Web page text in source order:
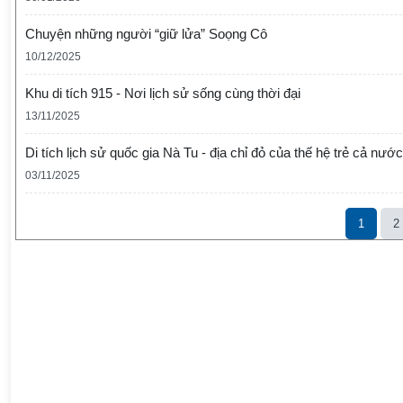
Chuyện những người “giữ lửa” Soọng Cô
10/12/2025
Khu di tích 915 - Nơi lịch sử sống cùng thời đại
13/11/2025
Di tích lịch sử quốc gia Nà Tu - địa chỉ đỏ của thế hệ trẻ cả nước
03/11/2025
1 2